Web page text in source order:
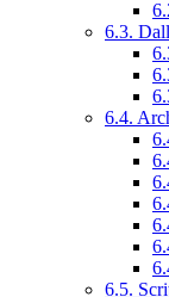
6.3.
6.4.
6.5.